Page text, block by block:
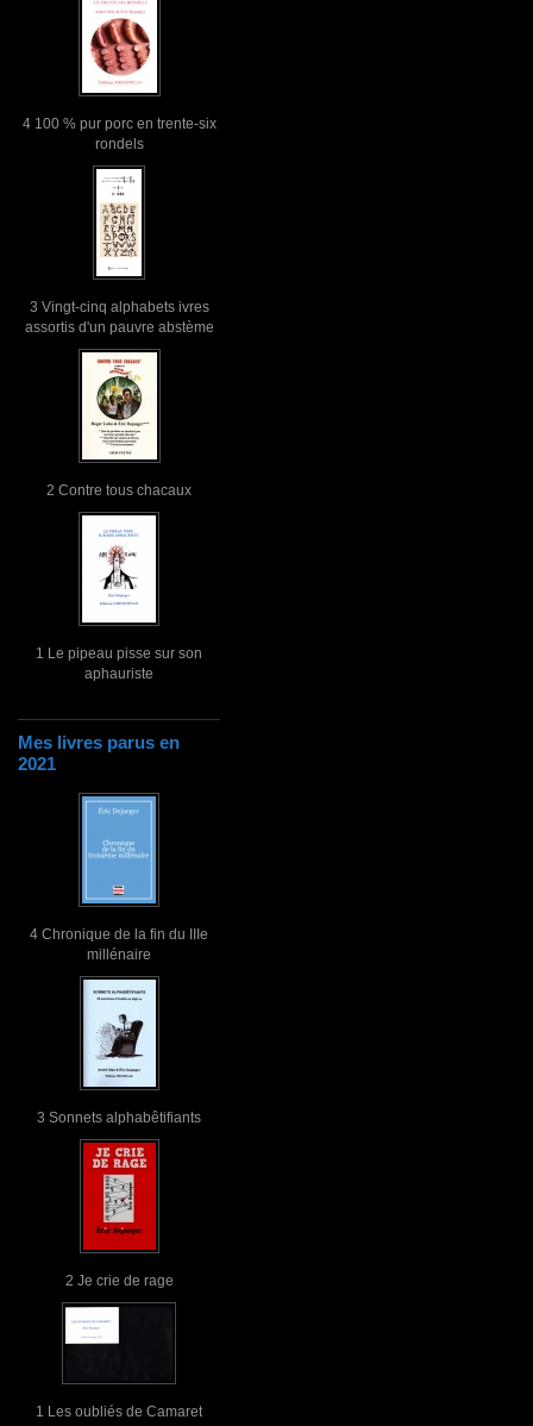
4 100 % pur porc en trente-six
rondels
3 Vingt-cinq alphabets ivres
assortis d'un pauvre abstème
2 Contre tous chacaux
1 Le pipeau pisse sur son
aphauriste
Mes livres parus en
2021
4 Chronique de la fin du IIIe
millénaire
3 Sonnets alphabêtifiants
2 Je crie de rage
1 Les oubliés de Camaret